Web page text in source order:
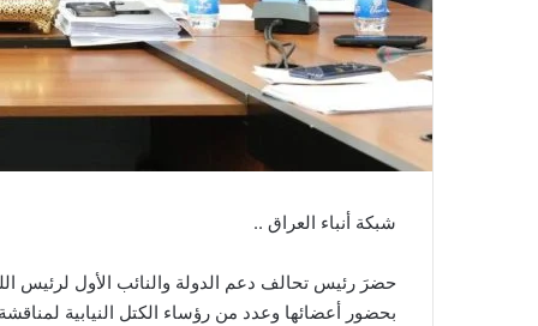
شبكة أنباء العراق ..
حضرَ رئيس تحالف دعم الدولة والنائب الأول لرئيس
بحضور أعضائها وعدد من رؤساء الكتل النيابية